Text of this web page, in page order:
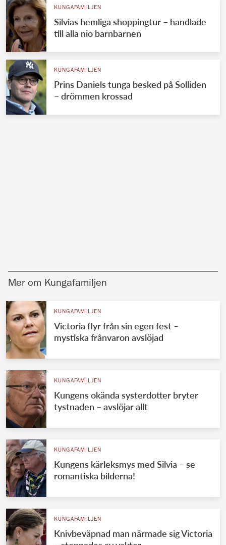
KUNGAFAMILJEN
Silvias hemliga shoppingtur – handlade
till alla nio barnbarnen
KUNGAFAMILJEN
Prins Daniels tunga besked på Solliden
– drömmen krossad
Mer om Kungafamiljen
KUNGAFAMILJEN
Victoria flyr från sin egen fest –
mystiska frånvaron avslöjad
KUNGAFAMILJEN
Kungens okända systerdotter bryter
tystnaden – avslöjar allt
KUNGAFAMILJEN
Kungens kärleksmys med Silvia – se
romantiska bilderna!
KUNGAFAMILJEN
Knivbeväpnad man närmade sig Victoria